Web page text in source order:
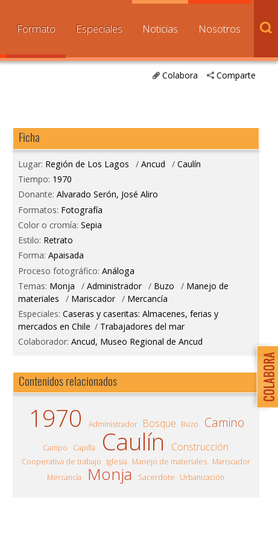
Formato Especiales Noticias Nosotros
Comparte
Colabora
Ficha
Lugar: Región de Los Lagos / Ancud / Caulín
Tiempo: 1970
Donante: Alvarado Serón, José Aliro
Formatos: Fotografía
Color o cromía: Sepia
Estilo: Retrato
Forma: Apaisada
Proceso fotográfico: Análoga
Temas: Monja / Administrador / Buzo / Manejo de
materiales
/ Mariscador / Mercancía
Especiales: Caseras y caseritas: Almacenes, ferias y
mercados en Chile / Trabajadores del mar
Colaborador: Ancud, Museo Regional de Ancud
Contenidos relacionados
1970 Administrador Bosque Buzo Camino
Campo Capilla Caulín Construcción
Cooperativa de trabajo Iglesia Manejo de materiales Mariscador
Mercancía
Monja Sacerdote Urbanización